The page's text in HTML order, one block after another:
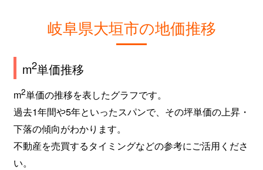
岐阜県大垣市の地価推移
m2単価推移
m2単価の推移を表したグラフです。
過去1年間や5年といったスパンで、その坪単価の上昇・
下落の傾向がわかります。
不動産を売買するタイミングなどの参考にご活用くださ
い。